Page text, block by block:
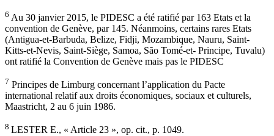
6 Au 30 janvier 2015, le PIDESC a été ratifié par 163 Etats et la
convention de Genève, par 145. Néanmoins, certains rares Etats
(Antigua-et-Barbuda, Belize, Fidji, Mozambique, Nauru, Saint-
Kitts-et-Nevis, Saint-Siège, Samoa, São Tomé-et- Principe, Tuvalu)
ont ratifié la Convention de Genève mais pas le PIDESC
7 Principes de Limburg concernant l’application du Pacte
international relatif aux droits économiques, sociaux et culturels,
Maastricht, 2 au 6 juin 1986.
8 LESTER E., « Article 23 », op. cit., p. 1049.